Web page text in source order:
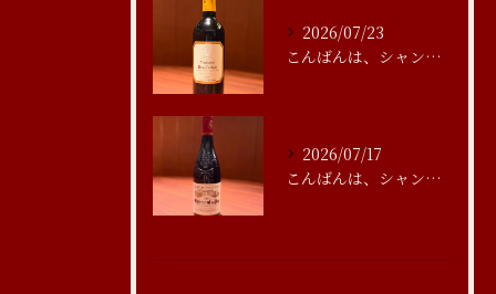
2026/07/23
こんばんは、シャンブルアスリール清水です
2026/07/17
こんばんは、シャンブルアスリール清水です